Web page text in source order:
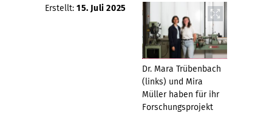
Dr. Mara Trübenbach
(links) und Mira
Müller haben für ihr
Forschungsprojekt
Erstellt: 15. Juli 2025